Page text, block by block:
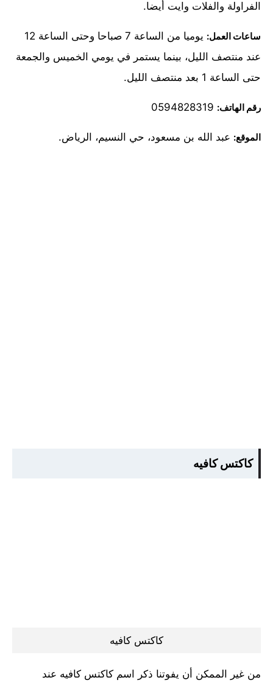
الفراولة والفلات وايت أيضا.
ساعات العمل:
يوميا من الساعة 7 صباحا وحتى الساعة 12
عند منتصف الليل، بينما يستمر في يومي الخميس والجمعة
حتى الساعة 1 بعد منتصف الليل.
رقم الهاتف:
الموقع: عبد الله بن مسعود، حي النسيم، الرياض.
كاكتس كافيه
كاكتس كافيه
من غير الممكن أن يفوتنا ذكر اسم كاكتس كافيه عند